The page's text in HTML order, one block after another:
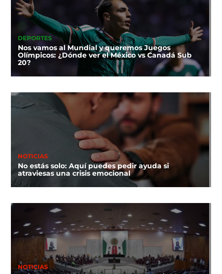
DEPORTES
Nos vamos al Mundial y queremos Juegos
Olímpicos: ¿Dónde ver el México vs Canadá Sub
20?
NOTICIAS
No estás solo: Aquí puedes pedir ayuda si
atraviesas una crisis emocional
NOTICIAS